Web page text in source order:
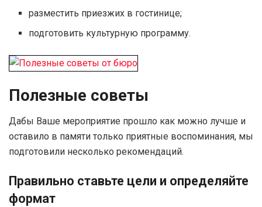
разместить приезжих в гостинице;
подготовить культурную программу.
Полезные советы
Дабы Ваше мероприятие прошло как можно лучше и
оставило в памяти только приятные воспоминания, мы
подготовили несколько рекомендаций.
Правильно ставьте цели и определяйте
формат